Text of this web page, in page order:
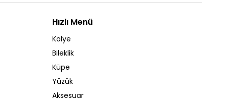
Hızlı Menü
Kolye
Bileklik
Küpe
Yüzük
Aksesuar